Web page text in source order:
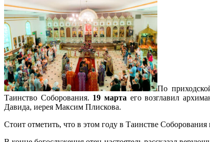
По
Таинство Соборования. 19 марта его возглавил
Давида, иерея Максим Плискова.
Стоит отметить, что в этом году в Таинстве